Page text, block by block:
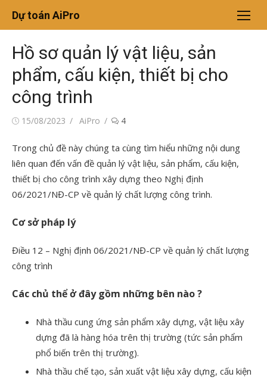
dung
Dự toán AiPro
Hồ sơ quản lý vật liệu, sản
phẩm, cấu kiện, thiết bị cho
công trình
Đăng15/08/2023
Tác
AiPro 4
Trong chủ đề này chúng ta cùng tìm hiểu những nội dung
liên quan đến vấn đề quản lý vật liệu, sản phẩm, cấu kiện,
thiết bị cho công trình xây dựng theo Nghị định
06/2021/NĐ-CP về quản lý chất lượng công trình.
Cơ sở pháp lý
Điều 12 – Nghị định 06/2021/NĐ-CP về quản lý chất lượng
công trình
Các chủ thể ở đây gồm những bên nào ?
Nhà thầu cung ứng sản phẩm xây dựng, vật liệu xây
dựng đã là hàng hóa trên thị trường (tức sản phẩm
phổ biến trên thị trường).
Nhà thầu chế tạo, sản xuất vật liệu xây dựng, cấu kiện